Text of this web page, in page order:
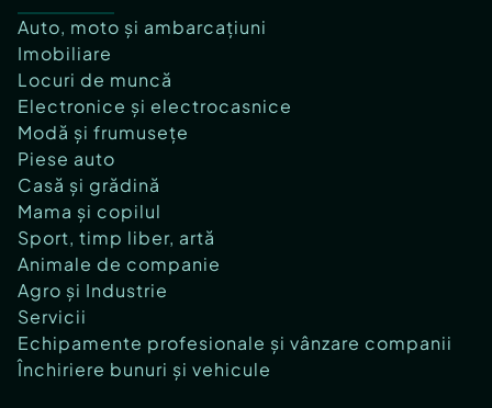
Auto, moto și ambarcațiuni
Imobiliare
Locuri de muncă
Electronice și electrocasnice
Modă și frumusețe
Piese auto
Casă și grădină
Mama și copilul
Sport, timp liber, artă
Animale de companie
Agro și Industrie
Servicii
Echipamente profesionale și vânzare companii
Închiriere bunuri și vehicule